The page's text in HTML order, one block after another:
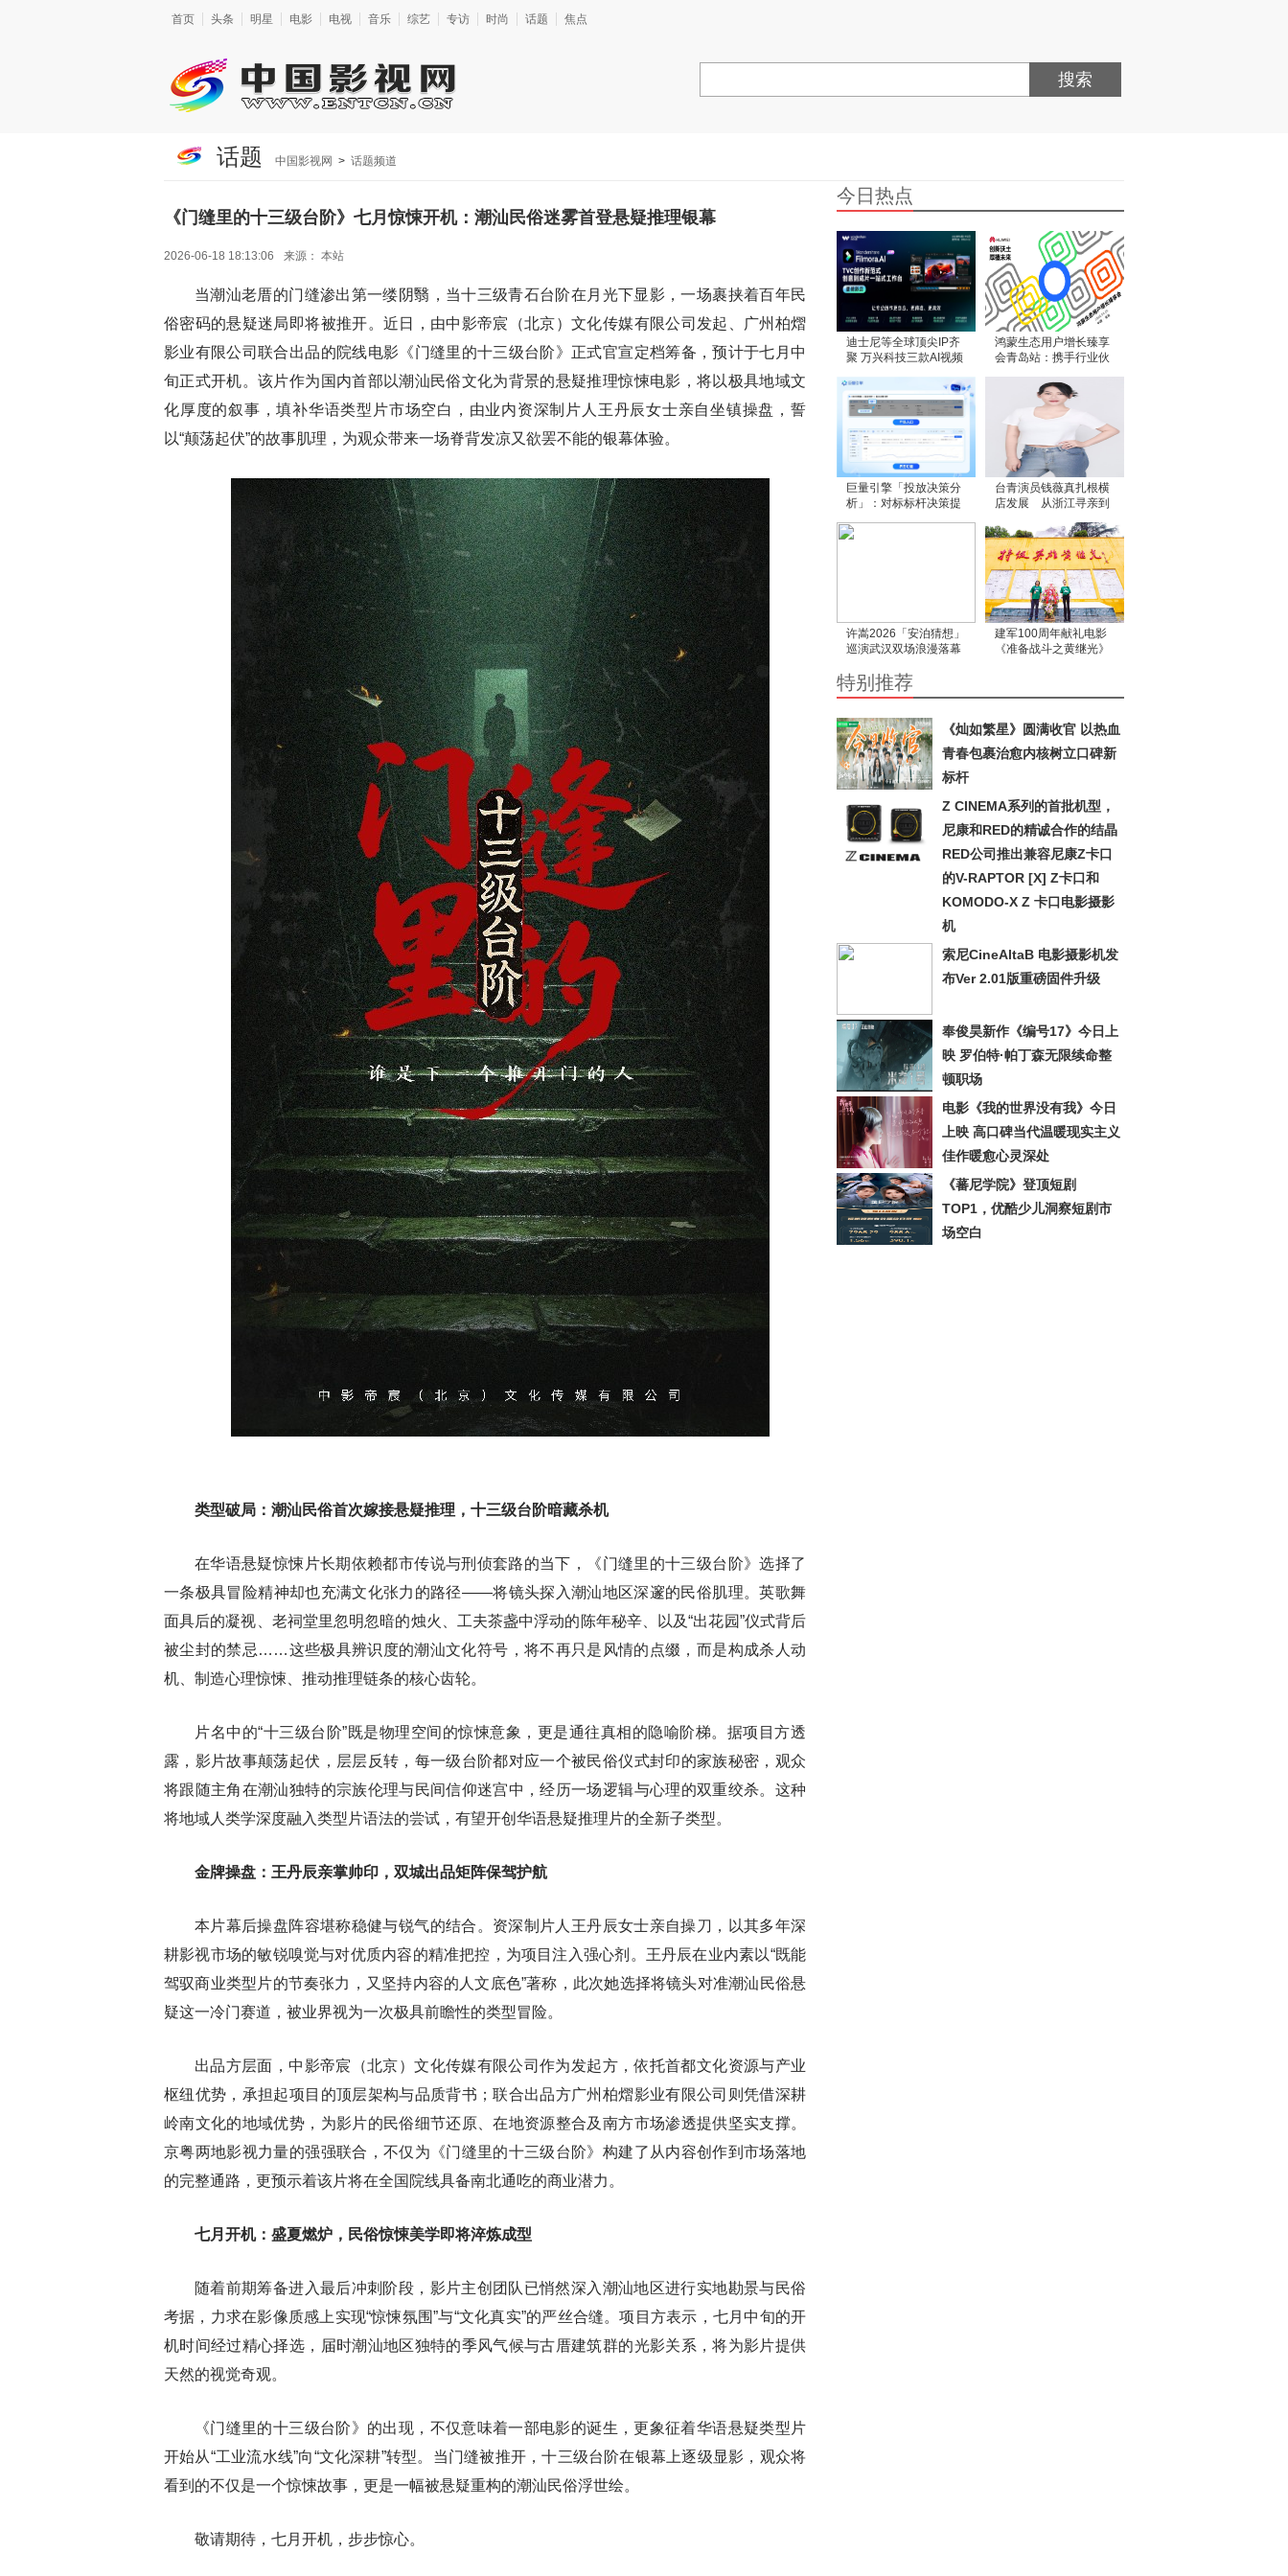
首页 头条 明星 电影 电视 音乐 综艺 专访 时尚 话题 焦点
搜索
话题 中国影视网 > 话题频道
《门缝里的十三级台阶》七月惊悚开机：潮汕民俗迷雾首登悬疑推理银幕
2026-06-18 18:13:06 来源： 本站
当潮汕老厝的门缝渗出第一缕阴翳，当十三级青石台阶在月光下显影，一场裹挟着百年民
俗密码的悬疑迷局即将被推开。近日，由中影帝宸（北京）文化传媒有限公司发起、广州柏熠
影业有限公司联合出品的院线电影《门缝里的十三级台阶》正式官宣定档筹备，预计于七月中
旬正式开机。该片作为国内首部以潮汕民俗文化为背景的悬疑推理惊悚电影，将以极具地域文
化厚度的叙事，填补华语类型片市场空白，由业内资深制片人王丹辰女士亲自坐镇操盘，誓
以“颠荡起伏”的故事肌理，为观众带来一场脊背发凉又欲罢不能的银幕体验。
类型破局：潮汕民俗首次嫁接悬疑推理，十三级台阶暗藏杀机
在华语悬疑惊悚片长期依赖都市传说与刑侦套路的当下，《门缝里的十三级台阶》选择了
一条极具冒险精神却也充满文化张力的路径——将镜头探入潮汕地区深邃的民俗肌理。英歌舞
面具后的凝视、老祠堂里忽明忽暗的烛火、工夫茶盏中浮动的陈年秘辛、以及“出花园”仪式背后
被尘封的禁忌……这些极具辨识度的潮汕文化符号，将不再只是风情的点缀，而是构成杀人动
机、制造心理惊悚、推动推理链条的核心齿轮。
片名中的“十三级台阶”既是物理空间的惊悚意象，更是通往真相的隐喻阶梯。据项目方透
露，影片故事颠荡起伏，层层反转，每一级台阶都对应一个被民俗仪式封印的家族秘密，观众
将跟随主角在潮汕独特的宗族伦理与民间信仰迷宫中，经历一场逻辑与心理的双重绞杀。这种
将地域人类学深度融入类型片语法的尝试，有望开创华语悬疑推理片的全新子类型。
金牌操盘：王丹辰亲掌帅印，双城出品矩阵保驾护航
本片幕后操盘阵容堪称稳健与锐气的结合。资深制片人王丹辰女士亲自操刀，以其多年深
耕影视市场的敏锐嗅觉与对优质内容的精准把控，为项目注入强心剂。王丹辰在业内素以“既能
驾驭商业类型片的节奏张力，又坚持内容的人文底色”著称，此次她选择将镜头对准潮汕民俗悬
疑这一冷门赛道，被业界视为一次极具前瞻性的类型冒险。
出品方层面，中影帝宸（北京）文化传媒有限公司作为发起方，依托首都文化资源与产业
枢纽优势，承担起项目的顶层架构与品质背书；联合出品方广州柏熠影业有限公司则凭借深耕
岭南文化的地域优势，为影片的民俗细节还原、在地资源整合及南方市场渗透提供坚实支撑。
京粤两地影视力量的强强联合，不仅为《门缝里的十三级台阶》构建了从内容创作到市场落地
的完整通路，更预示着该片将在全国院线具备南北通吃的商业潜力。
七月开机：盛夏燃炉，民俗惊悚美学即将淬炼成型
随着前期筹备进入最后冲刺阶段，影片主创团队已悄然深入潮汕地区进行实地勘景与民俗
考据，力求在影像质感上实现“惊悚氛围”与“文化真实”的严丝合缝。项目方表示，七月中旬的开
机时间经过精心择选，届时潮汕地区独特的季风气候与古厝建筑群的光影关系，将为影片提供
天然的视觉奇观。
《门缝里的十三级台阶》的出现，不仅意味着一部电影的诞生，更象征着华语悬疑类型片
开始从“工业流水线”向“文化深耕”转型。当门缝被推开，十三级台阶在银幕上逐级显影，观众将
看到的不仅是一个惊悚故事，更是一幅被悬疑重构的潮汕民俗浮世绘。
敬请期待，七月开机，步步惊心。
今日热点
迪士尼等全球顶尖IP齐
聚 万兴科技三款AI视频
会
鸿蒙生态用户增长臻享
会青岛站：携手行业伙
巨量引擎「投放决策分
析」：对标标杆决策提
台青演员钱薇真扎根横
店发展 从浙江寻亲到
许嵩2026「安泊猜想」
巡演武汉双场浪漫落幕
记忆”
建军100周年献礼电影
《准备战斗之黄继光》
歌
特别推荐
《灿如繁星》圆满收官 以热血
青春包裹治愈内核树立口碑新
标杆
Z CINEMA系列的首批机型，
尼康和RED的精诚合作的结晶
RED公司推出兼容尼康Z卡口
的V-RAPTOR [X] Z卡口和
KOMODO-X Z 卡口电影摄影
机
索尼CineAltaB 电影摄影机发
布Ver 2.01版重磅固件升级
奉俊昊新作《编号17》今日上
映 罗伯特·帕丁森无限续命整
顿职场
电影《我的世界没有我》今日
上映 高口碑当代温暖现实主义
佳作暖愈心灵深处
《蕃尼学院》登顶短剧
TOP1，优酷少儿洞察短剧市
场空白